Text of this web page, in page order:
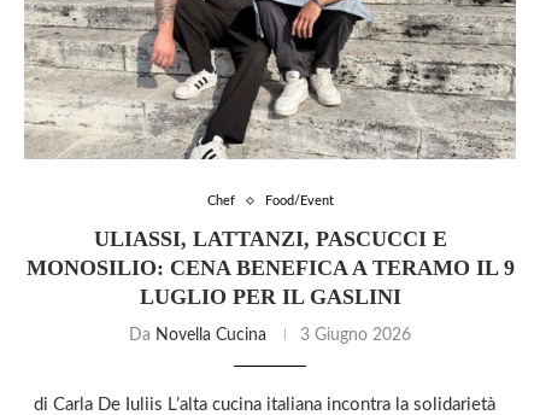
Chef Food/Event
ULIASSI, LATTANZI, PASCUCCI E
MONOSILIO: CENA BENEFICA A TERAMO IL 9
LUGLIO PER IL GASLINI
Da Novella Cucina 3 Giugno 2026
di Carla De Iuliis L’alta cucina italiana incontra la solidarietà